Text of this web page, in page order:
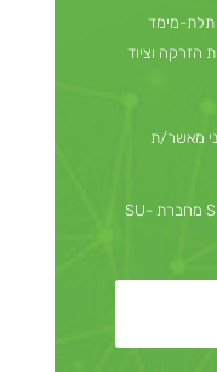
תלת-מימד
הזרקה וציוד
מאשר/ת
אני מאשר/ת לקבל דיוורים ו/או SMS מחברת SU-